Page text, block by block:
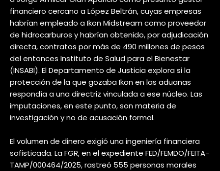
financiero cercano a López Beltrán, cuyas empresas
habrían empleado a Ikon Midstream como proveedor
de hidrocarburos y habrían obtenido, por adjudicación
directa, contratos por más de 490 millones de pesos
del entonces Instituto de Salud para el Bienestar
(INSABI). El Departamento de Justicia explora si la
protección de la que gozaba Ikon en las aduanas
respondía a una directriz vinculada a ese núcleo. Las
imputaciones, en este punto, son materia de
investigación y no de acusación formal.
El volumen de dinero exigió una ingeniería financiera
sofisticada. La FGR, en el expediente FED/FEMDO/FEITA-
TAMP/000464/2025, rastreó 555 personas morales